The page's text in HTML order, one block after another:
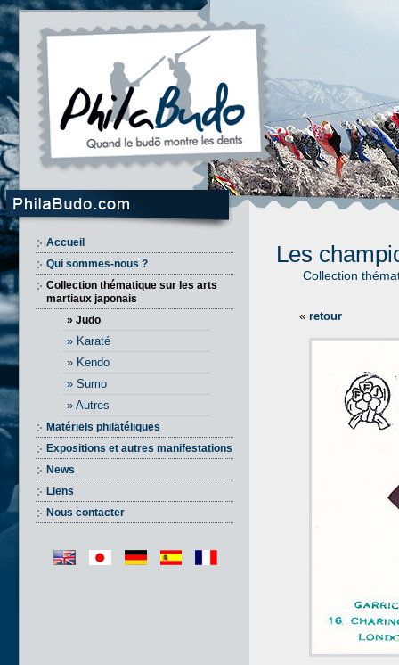
Accueil
Qui sommes-nous ?
Collection thématique sur les arts
martiaux japonais
» Judo
» Karaté
» Kendo
» Sumo
» Autres
Matériels philatéliques
Expositions et autres manifestations
News
Liens
Nous contacter
Les
Collection
« retour